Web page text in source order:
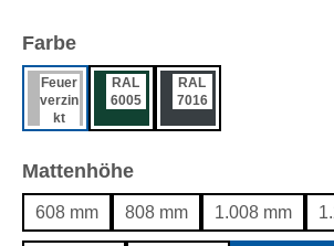
Farbeauswählen
Feuer
verzin
kt
RAL
6005
RAL
7016
Mattenhöheauswählen
608 mm 808 mm 1.008 mm